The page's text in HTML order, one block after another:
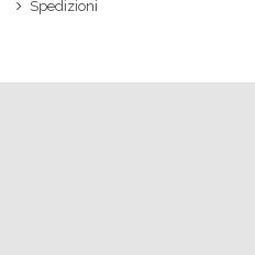
Spedizioni